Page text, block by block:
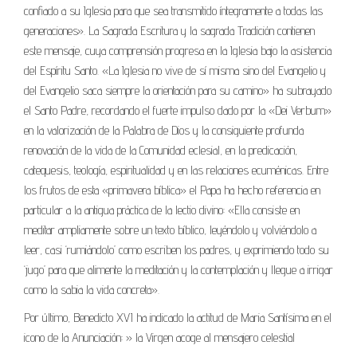
confiado a su Iglesia para que sea transmitido íntegramente a todas las
generaciones». La Sagrada Escritura y la sagrada Tradición contienen
este mensaje, cuya comprensión progresa en la Iglesia bajo la asistencia
del Espíritu Santo. «La Iglesia no vive de sí misma sino del Evangelio y
del Evangelio saca siempre la orientación para su camino» ha subrayado
el Santo Padre, recordando el fuerte impulso dado por la «Dei Verbum»
en la valorización de la Palabra de Dios y la consiguiente profunda
renovación de la vida de la Comunidad eclesial, en la predicación,
catequesis, teología, espiritualidad y en las relaciones ecuménicas. Entre
los frutos de esta «primavera bíblica» el Papa ha hecho referencia en
particular a la antigua práctica de la lectio divino: «Ella consiste en
meditar ampliamente sobre un texto bíblico, leyéndolo y volviéndolo a
leer, casi ‘rumiándolo’ como escriben los padres, y exprimiendo todo su
‘jugo’ para que alimente la meditación y la contemplación y llegue a irrigar
como la sabia la vida concreta».
Por último, Benedicto XVI ha indicado la actitud de Maria Santísima en el
icono de la Anunciación: » la Virgen acoge al mensajero celestial